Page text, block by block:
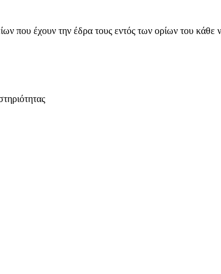
που έχουν την έδρα τους εντός των ορίων του κάθε